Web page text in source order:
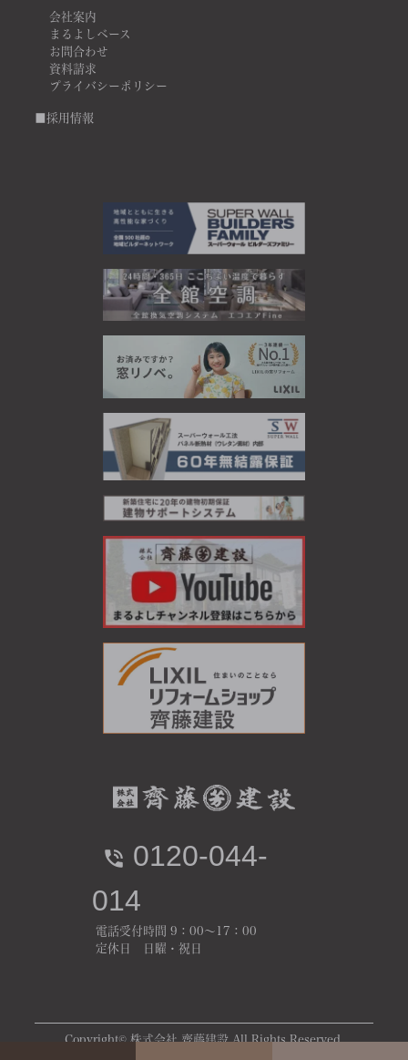
会社案内
まるよしベース
お問合わせ
資料請求
プライバシーポリシー
■採用情報
0120-044-
014
電話受付時間 9：00～17：00
定休日 日曜・祝日
Copyright© 株式会社 齊藤建設 All Rights Reserved.